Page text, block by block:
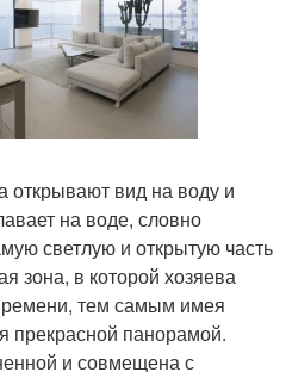
вид на воду и
на воде, словно
светлую и открытую часть
зона, в которой хозяева
тем самым имея
прекрасной панорамой.
и совмещена с